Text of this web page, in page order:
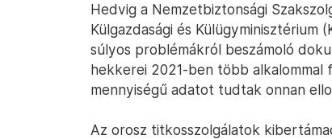
Hedvig a Nemzetbiztonsági
Külgazdasági és Külügyminisztérium
súlyos problémákról beszámoló
hekkerei 2021-ben több
mennyiségű adatot tudtak onnan
Az orosz titkosszolgálatok